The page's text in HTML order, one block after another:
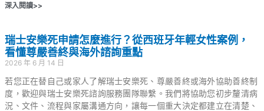
深入閱讀>>
瑞士安樂死申請怎麼進行？從西班牙年輕女性案例，
看懂尊嚴善終與海外諮詢重點
2026 年 6 月 14 日
若您正在替自己或家人了解瑞士安樂死、尊嚴善終或海外協助善終制
度，歡迎與瑞士安樂死諮詢服務團隊聯繫。我們將協助您初步釐清病
況、文件、流程與家屬溝通方向，讓每一個重大決定都建立在清楚、